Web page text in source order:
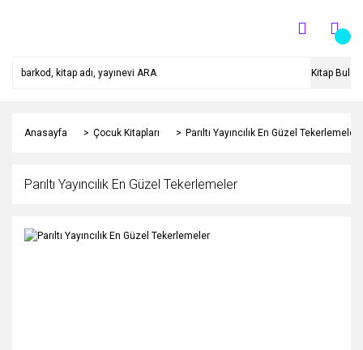
Kitap Bul
Anasayfa Çocuk Kitapları Parıltı Yayıncılık En Güzel Tekerlemeler
Parıltı Yayıncılık En Güzel Tekerlemeler